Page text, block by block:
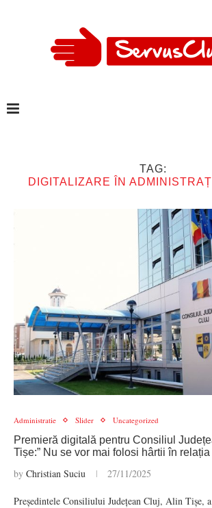
TAG:
DIGITALIZARE ÎN
Administratie Slider Uncategorized
Premieră digitală pentru Consiliul
Tișe:” Nu se vor mai folosi hârtii în
by Christian Suciu 27/11/2025
Președintele Consiliului Județean Cluj, Alin Tișe,